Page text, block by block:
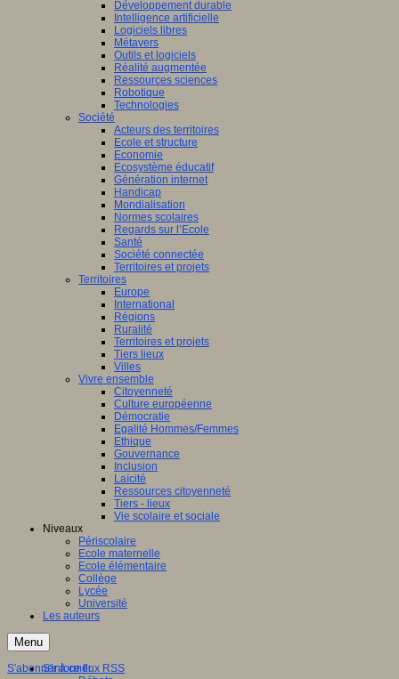
Développement durable
Intelligence artificielle
Logiciels libres
Métavers
Outils et logiciels
Réalité augmentée
Ressources sciences
Robotique
Technologies
Société
Acteurs des territoires
Ecole et structure
Economie
Ecosystème éducatif
Génération internet
Handicap
Mondialisation
Normes scolaires
Regards sur l’Ecole
Santé
Société connectée
Territoires et projets
Territoires
Europe
International
Régions
Ruralité
Territoires et projets
Tiers lieux
Villes
Vivre ensemble
Citoyenneté
Culture européenne
Démocratie
Egalité Hommes/Femmes
Ethique
Gouvernance
Inclusion
Laïcité
Ressources citoyenneté
Tiers - lieux
Vie scolaire et sociale
Niveaux
Périscolaire
Ecole maternelle
Ecole élémentaire
Collège
Lycée
Université
Les auteurs
Menu
S'informer
S'abonner à ce flux RSS